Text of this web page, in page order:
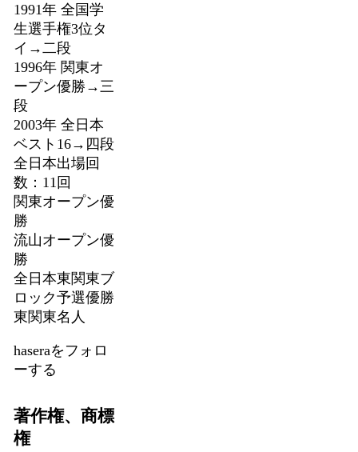
1991年 全国学
生選手権3位タ
イ→二段
1996年 関東オ
ープン優勝→三
段
2003年 全日本
ベスト16→四段
全日本出場回
数：11回
関東オープン優
勝
流山オープン優
勝
全日本東関東ブ
ロック予選優勝
東関東名人
haseraをフォロ
ーする
著作権、商標
権